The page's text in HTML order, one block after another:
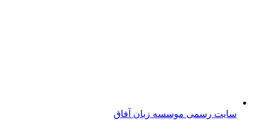
سایت رسمی موسسه زبان آفاق